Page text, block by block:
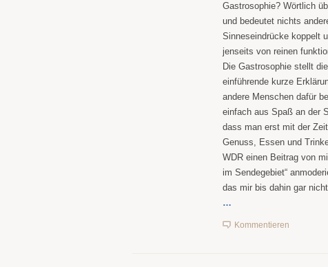
Gastrosophie? Wörtlich
und bedeutet nichts
Sinneseindrücke koppelt
jenseits von reinen
Die Gastrosophie stellt
einführende kurze
andere Menschen dafür
einfach aus Spaß an der
dass man erst mit der
Genuss, Essen und
WDR einen Beitrag von
im Sendegebiet“
das mir bis dahin gar
…
Kommentieren